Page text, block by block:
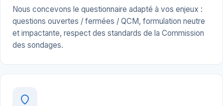
Nous concevons le questionnaire adapté à vos enjeux :
questions ouvertes / fermées / QCM, formulation neutre
et impactante, respect des standards de la Commission
des sondages.